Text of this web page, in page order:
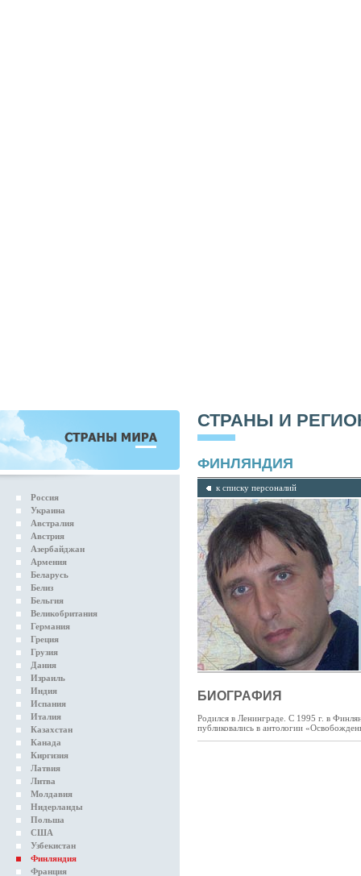
Россия
Украина
Австралия
Австрия
Азербайджан
Армения
Беларусь
Белиз
Бельгия
Великобритания
Германия
Греция
Грузия
Дания
Израиль
Индия
Испания
Италия
Казахстан
Канада
Киргизия
Латвия
Литва
Молдавия
Нидерланды
Польша
США
Узбекистан
Финляндия
Франция
СТРАНЫ И
ФИНЛЯНДИЯ
к списку персоналий
БИОГРАФИЯ
Родился в Ленинграде. С 1995 г. в
публиковались в антологии